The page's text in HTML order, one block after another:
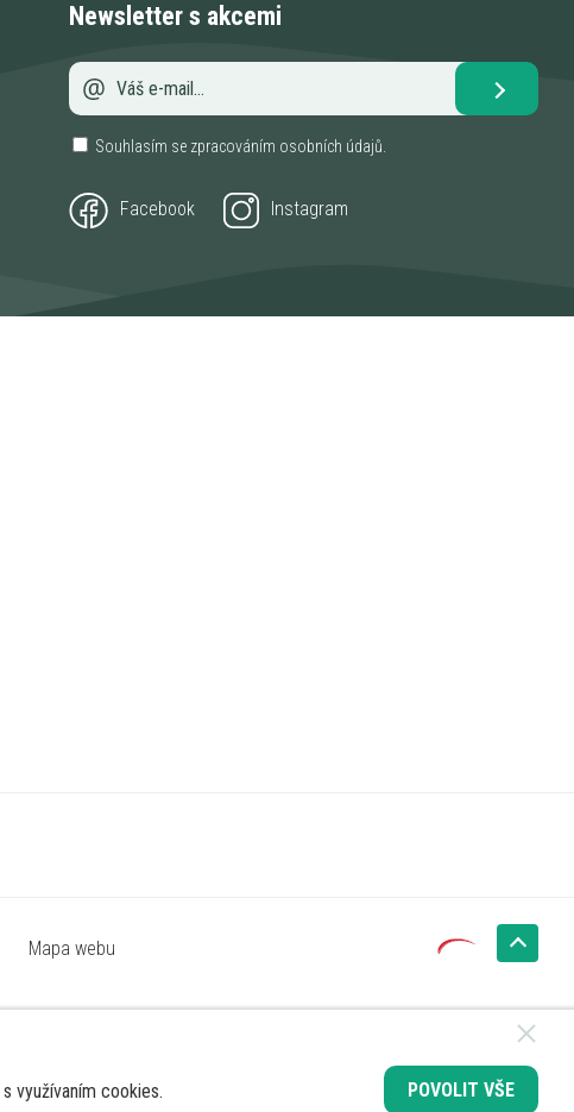
Newsletter s akcemi
Souhlasím se zpracováním osobních údajů
Facebook Instagram
Mapa webu
využívaním cookies. POVOLIT VŠE